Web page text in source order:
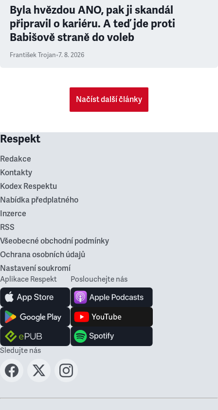
Byla hvězdou ANO, pak ji skandál
připravil o kariéru. A teď jde proti
Babišově straně do voleb
František Trojan•7. 8. 2026
Načíst další články
Respekt
Redakce
Kontakty
Kodex Respektu
Nabídka předplatného
Inzerce
RSS
Všeobecné obchodní podmínky
Ochrana osobních údajů
Nastavení soukromí
Aplikace Respekt Poslouchejte nás
Sledujte nás